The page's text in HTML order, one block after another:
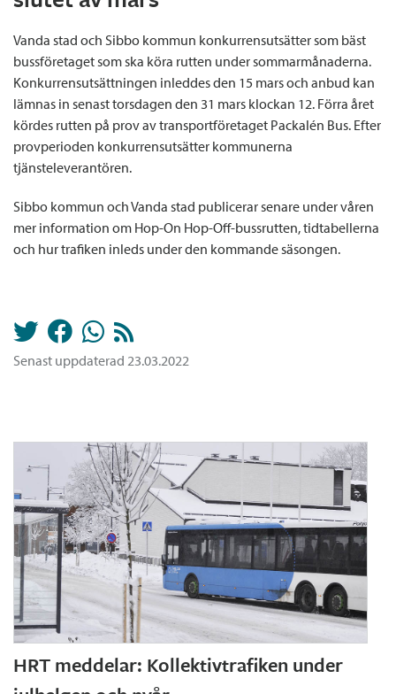
Vanda stad och Sibbo kommun konkurrensutsätter som bäst
bussföretaget som ska köra rutten under sommarmånaderna.
Konkurrensutsättningen inleddes den 15 mars och anbud kan
lämnas in senast torsdagen den 31 mars klockan 12. Förra året
kördes rutten på prov av transportföretaget Packalén Bus. Efter
provperioden konkurrensutsätter kommunerna
tjänsteleverantören.
Sibbo kommun och Vanda stad publicerar senare under våren
mer information om Hop-On Hop-Off-bussrutten, tidtabellerna
och hur trafiken inleds under den kommande säsongen.
Senast uppdaterad 23.03.2022
HRT meddelar: Kollektivtrafiken under